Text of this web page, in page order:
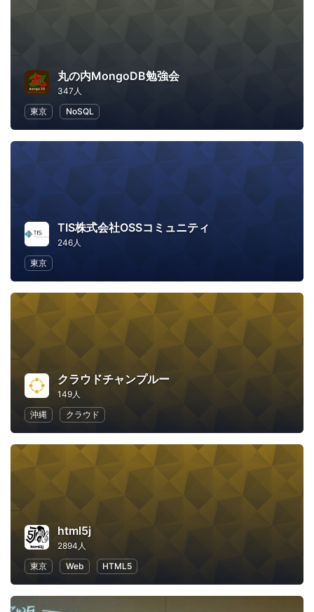
丸の内MongoDB勉強会
347人
東京
NoSQL
TIS株式会社OSSコミュニティ
246人
東京
クラウドチャンプルー
149人
沖縄
クラウド
html5j
2894人
東京
Web HTML5